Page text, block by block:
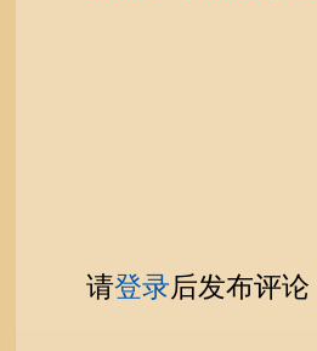
请登录后发布评论